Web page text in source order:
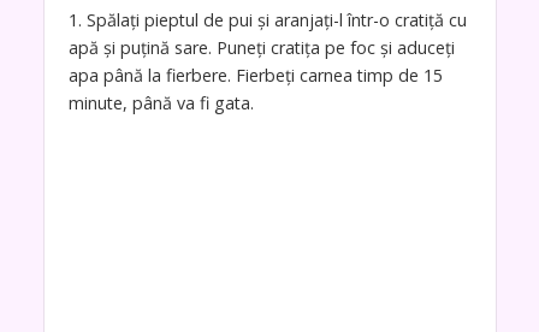
1. Spălați pieptul de pui și aranjați-l într-o cratiță cu
apă și puțină sare. Puneți cratița pe foc și aduceți
apa până la fierbere. Fierbeți carnea timp de 15
minute, până va fi gata.